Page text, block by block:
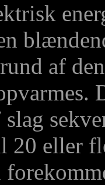
af
slag
20 eller